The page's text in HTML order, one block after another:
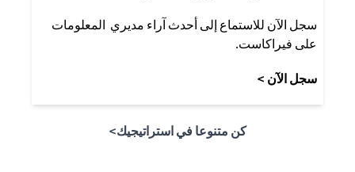
سجل الآن للاستماع إلى أحدث آراء مديري المعلومات
على فيراكاست.
سجل الآن >
كن متنوعا في استراتيجيك>